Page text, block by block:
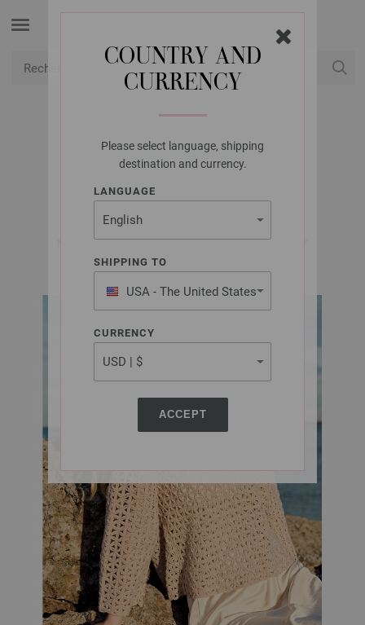
COUNTRY AND
CURRENCY
Please select language, shipping
destination and currency.
LANGUAGE
SHIPPING TO
USA - The United States
of America
CURRENCY
ACCEPT
LANA GROSSA
PULL ECOPUNO
Natural Knits No. 1 | Modèle 1 / Tricot 31 Modèle 7